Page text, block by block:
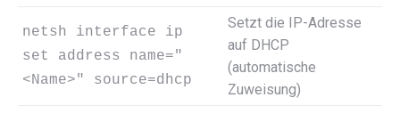
netsh interface ip
set address name="
<Name>" source=dhcp
Setzt die IP-Adresse
auf DHCP
(automatische
Zuweisung)